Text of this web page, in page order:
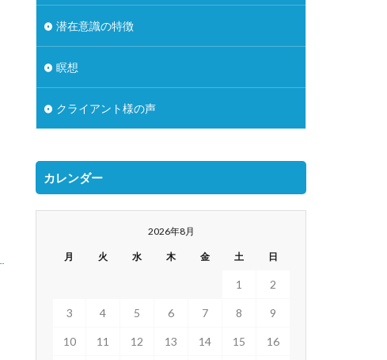
潜在意識の特徴
瞑想
クライアント様の声
カレンダー
2026年8月
月 火 水 木 金 土 日
1 2
3 4 5 6 7 8 9
10 11 12 13 14 15 16